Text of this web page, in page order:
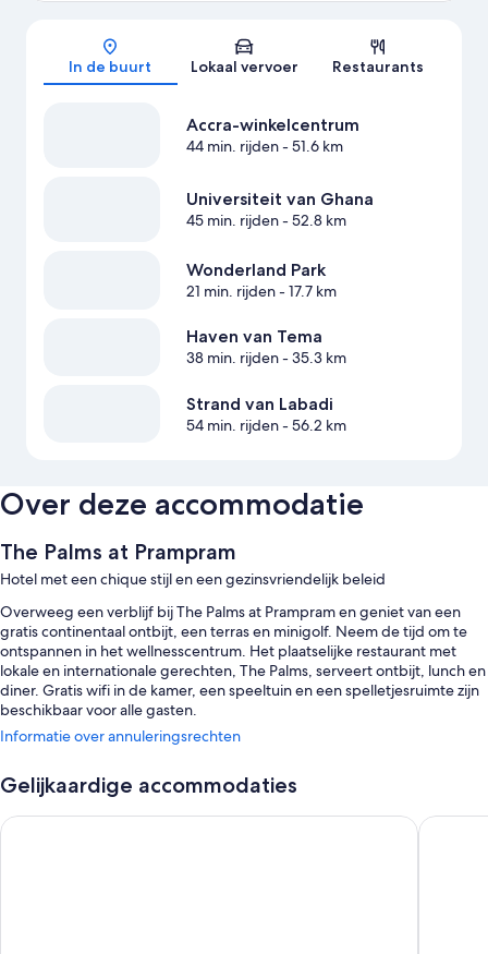
Kaart
In de buurt Lokaal vervoer Restaurants
Accra-winkelcentrum
44 min. rijden- 51.6 km
Universiteit van Ghana
45 min. rijden- 52.8 km
Wonderland Park
21 min. rijden- 17.7 km
Haven van Tema
38 min. rijden- 35.3 km
Strand van Labadi
54 min. rijden- 56.2 km
Over deze accommodatie
The Palms at Prampram
Hotel met een chique stijl en een gezinsvriendelijk beleid
Overweeg een verblijf bij The Palms at Prampram en geniet van een
gratis continentaal ontbijt, een terras en minigolf. Neem de tijd om te
ontspannen in het wellnesscentrum. Het plaatselijke restaurant met
lokale en internationale gerechten, The Palms, serveert ontbijt, lunch en
diner. Gratis wifi in de kamer, een speeltuin en een spelletjesruimte zijn
beschikbaar voor alle gasten.
Je kunt ook genieten van voordelen zoals:
Een buitenzwembad en een kinderzwembad
Rookvrije accommodatie, een vergaderruimte en een pool- of
Informatie over annuleringsrechten
Gelijkaardige accommodaties
Ocean green beach resorts